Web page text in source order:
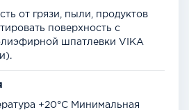
от грязи, пыли, продуктов
поверхность с
шпатлевки VIKA
+20°С Минимальная